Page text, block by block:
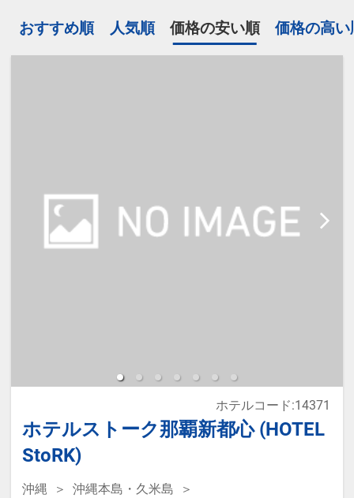
おすすめ順 人気順 価格の安い順 価格の高い
ホテルストーク那覇新都心 (HOTEL
StoRK)
ホテルコード:14371
沖縄
沖縄本島・久米島